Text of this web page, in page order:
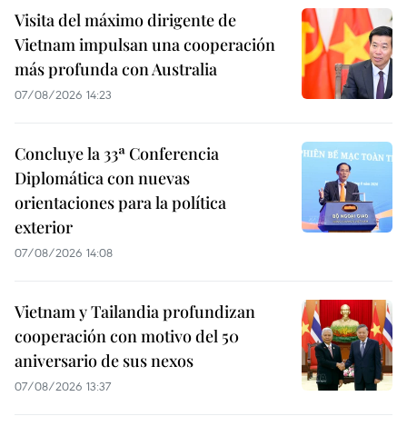
Visita del máximo dirigente de
Vietnam impulsan una cooperación
más profunda con Australia
07/08/2026 14:23
Concluye la 33ª Conferencia
Diplomática con nuevas
orientaciones para la política
exterior
07/08/2026 14:08
Vietnam y Tailandia profundizan
cooperación con motivo del 50
aniversario de sus nexos
07/08/2026 13:37